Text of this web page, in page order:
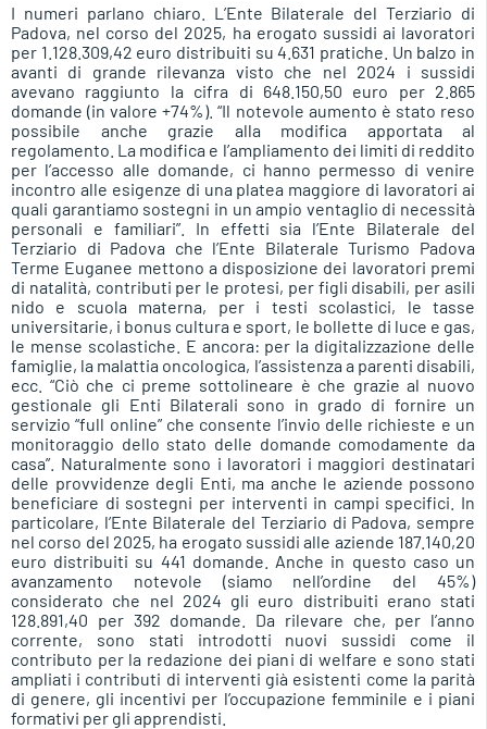
I numeri parlano chiaro. L’Ente Bilaterale del Terziario di
Padova, nel corso del 2025, ha erogato sussidi ai lavoratori
per 1.128.309,42 euro distribuiti su 4.631 pratiche. Un balzo in
avanti di grande rilevanza visto che nel 2024 i sussidi
avevano raggiunto la cifra di 648.150,50 euro per 2.865
domande (in valore +74%). “Il notevole aumento è stato reso
possibile anche grazie alla modifica apportata al
regolamento. La modifica e l’ampliamento dei limiti di reddito
per l’accesso alle domande, ci hanno permesso di venire
incontro alle esigenze di una platea maggiore di lavoratori ai
quali garantiamo sostegni in un ampio ventaglio di necessità
personali e familiari”. In effetti sia l’Ente Bilaterale del
Terziario di Padova che l’Ente Bilaterale Turismo Padova
Terme Euganee mettono a disposizione dei lavoratori premi
di natalità, contributi per le protesi, per figli disabili, per asili
nido e scuola materna, per i testi scolastici, le tasse
universitarie, i bonus cultura e sport, le bollette di luce e gas,
le mense scolastiche. E ancora: per la digitalizzazione delle
famiglie, la malattia oncologica, l’assistenza a parenti disabili,
ecc. “Ciò che ci preme sottolineare è che grazie al nuovo
gestionale gli Enti Bilaterali sono in grado di fornire un
servizio “full online” che consente l’invio delle richieste e un
monitoraggio dello stato delle domande comodamente da
casa”. Naturalmente sono i lavoratori i maggiori destinatari
delle provvidenze degli Enti, ma anche le aziende possono
beneficiare di sostegni per interventi in campi specifici. In
particolare, l’Ente Bilaterale del Terziario di Padova, sempre
nel corso del 2025, ha erogato sussidi alle aziende 187.140,20
euro distribuiti su 441 domande. Anche in questo caso un
avanzamento notevole (siamo nell’ordine del 45%)
considerato che nel 2024 gli euro distribuiti erano stati
128.891,40 per 392 domande. Da rilevare che, per l’anno
corrente, sono stati introdotti nuovi sussidi come il
contributo per la redazione dei piani di welfare e sono stati
ampliati i contributi di interventi già esistenti come la parità
di genere, gli incentivi per l’occupazione femminile e i piani
formativi per gli apprendisti.